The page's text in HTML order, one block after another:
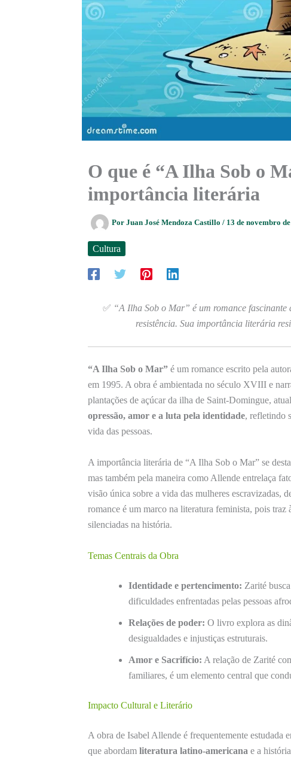
O que é “A Ilha Sob o
importância literária
Por Juan José Mendoza Castillo / 13 de novembro
Cultura
✅ “A Ilha Sob o Mar” é um romance
resistência. Sua importância literária
“A Ilha Sob o Mar” é um romance escrito pela
em 1995. A obra é ambientada no século XVIII e
plantações de açúcar da ilha de Saint-Domingue,
opressão, amor e a luta pela identidade, refletindo
vida das pessoas.
A importância literária de “A Ilha Sob o Mar” se
mas também pela maneira como Allende entrelaça
visão única sobre a vida das mulheres escravizadas,
romance é um marco na literatura feminista, pois traz
silenciadas na história.
Temas Centrais da Obra
Identidade e pertencimento: Zarité
dificuldades enfrentadas pelas pessoas
Relações de poder: O livro explora as
desigualdades e injustiças estruturais.
Amor e Sacrifício: A relação de Zarité
familiares, é um elemento central que
Impacto Cultural e Literário
A obra de Isabel Allende é frequentemente estudada
que abordam literatura latino-americana e a